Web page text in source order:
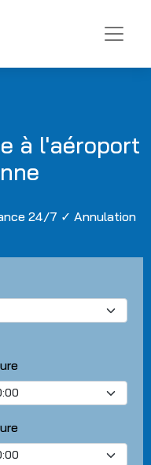
à l'aéroport
24/7 ✓ Annulation